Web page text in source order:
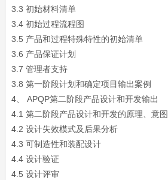
3.3 初始材料清单
3.4 初始过程流程图
3.5 产品和过程特殊特性的初始清单
3.6 产品保证计划
3.7 管理者支持
3.8 第一阶段计划和确定项目输出案例
4、 APQP第二阶段产品设计和开发输出
4.1 第二阶段产品设计和开发的原理、意
4.2 设计失效模式及后果分析
4.3 可制造性和装配设计
4.4 设计验证
4.5 设计评审